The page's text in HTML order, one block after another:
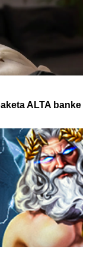
ALTA banke